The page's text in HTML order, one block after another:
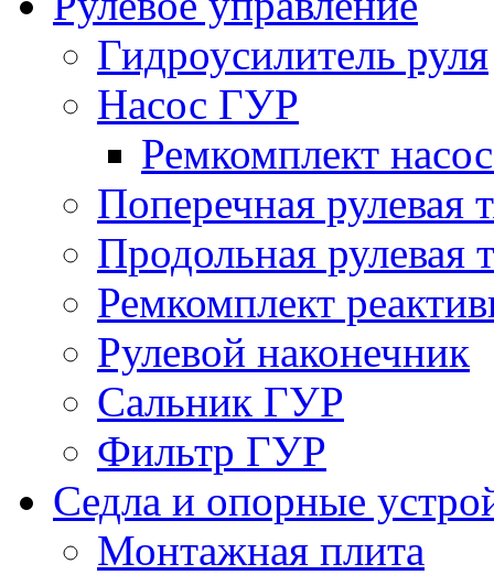
Гидроусилитель руля
Насос ГУР
Ремкомплект
Поперечная рулевая
Продольная рулевая
Ремкомплект
Рулевой наконечник
Сальник ГУР
Фильтр ГУР
Седла и опорные
Монтажная плита